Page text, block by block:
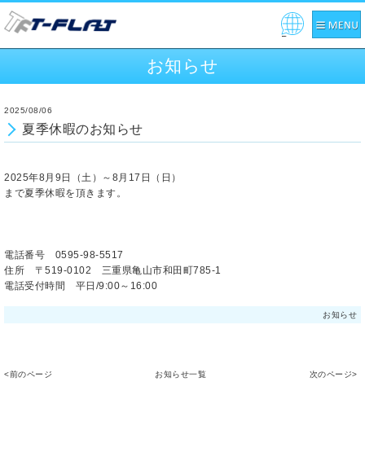
Pow
お知らせ
2025/08/06
夏季休暇のお知らせ
2025年8月9日（土）～8月17日（日）
まで夏季休暇を頂きます。
電話番号 0595-98-5517
住所 〒519-0102 三重県亀山市和田町785-1
電話受付時間 平日/9:00～16:00
お知らせ
<前のページ お知らせ一覧 次のページ>